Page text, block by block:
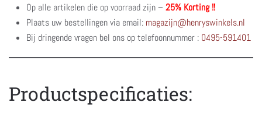
Op alle artikelen die op voorraad zijn – 25% Korting !!
Plaats uw bestellingen via email: magazijn@henryswinkels.nl
Bij dringende vragen bel ons op telefoonnummer : 0495-591401
Productspecificaties: